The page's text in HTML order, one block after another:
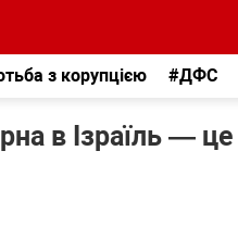
з корупцією #ДФС
в Ізраїль — це